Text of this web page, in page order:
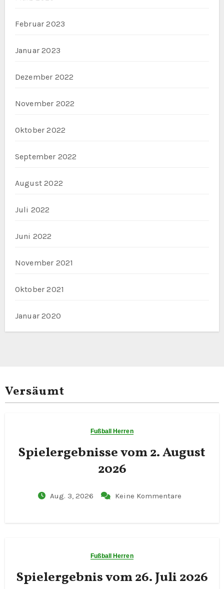
Februar 2023
Januar 2023
Dezember 2022
November 2022
Oktober 2022
September 2022
August 2022
Juli 2022
Juni 2022
November 2021
Oktober 2021
Januar 2020
Versäumt
Fußball Herren
Spielergebnisse vom 2. August
2026
Aug. 3, 2026 Keine Kommentare
Fußball Herren
Spielergebnis vom 26. Juli 2026